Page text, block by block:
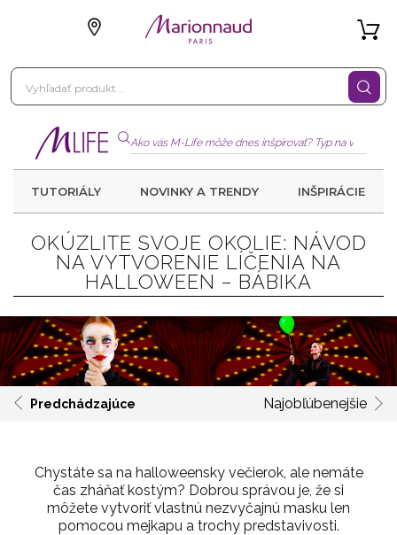
TUTORIÁLY NOVINKY A TRENDY INŠPIRÁCIE
OKÚZLITE SVOJE OKOLIE: NÁVOD
NA VYTVORENIE LÍČENIA NA
HALLOWEEN – BÁBIKA
Predchádzajúce Najobľúbenejšie
Chystáte sa na halloweensky večierok, ale nemáte
čas zháňať kostým? Dobrou správou je, že si
môžete vytvoriť vlastnú nezvyčajnú masku len
pomocou mejkapu a trochy predstavivosti.